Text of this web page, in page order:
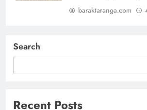
baraktaranga.com
Search
Recent Posts